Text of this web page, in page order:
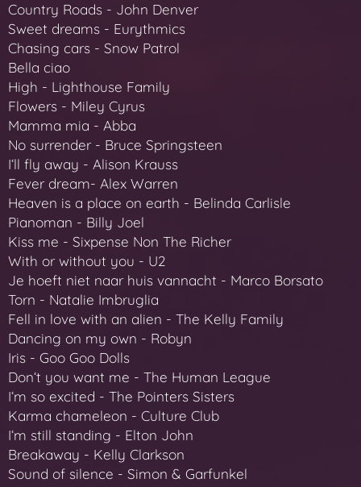
Country Roads - John Denver
Sweet dreams - Eurythmics
Chasing cars - Snow Patrol
Bella ciao
High - Lighthouse Family
Flowers - Miley Cyrus
Mamma mia - Abba
No surrender - Bruce Springsteen
Iʻll fly away - Alison Krauss
Fever dream- Alex Warren
Heaven is a place on earth - Belinda Carlisle
Pianoman - Billy Joel
Kiss me - Sixpense Non The Richer
With or without you - U2
Je hoeft niet naar huis vannacht - Marco Borsato
Torn - Natalie Imbruglia
Fell in love with an alien - The Kelly Family
Dancing on my own - Robyn
Iris - Goo Goo Dolls
Donʻt you want me - The Human League
Iʻm so excited - The Pointers Sisters
Karma chameleon - Culture Club
Iʻm still standing - Elton John
Breakaway - Kelly Clarkson
Sound of silence - Simon & Garfunkel